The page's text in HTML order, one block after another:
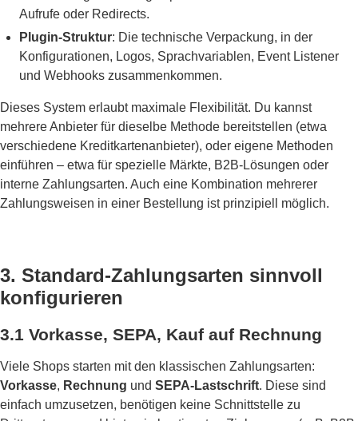
Aufrufe oder Redirects.
Plugin-Struktur: Die technische Verpackung, in der
Konfigurationen, Logos, Sprachvariablen, Event Listener
und Webhooks zusammenkommen.
Dieses System erlaubt maximale Flexibilität. Du kannst
mehrere Anbieter für dieselbe Methode bereitstellen (etwa
verschiedene Kreditkartenanbieter), oder eigene Methoden
einführen – etwa für spezielle Märkte, B2B-Lösungen oder
interne Zahlungsarten. Auch eine Kombination mehrerer
Zahlungsweisen in einer Bestellung ist prinzipiell möglich.
3. Standard-Zahlungsarten sinnvoll
konfigurieren
3.1 Vorkasse, SEPA, Kauf auf Rechnung
Viele Shops starten mit den klassischen Zahlungsarten:
Vorkasse, Rechnung und SEPA-Lastschrift. Diese sind
einfach umzusetzen, benötigen keine Schnittstelle zu